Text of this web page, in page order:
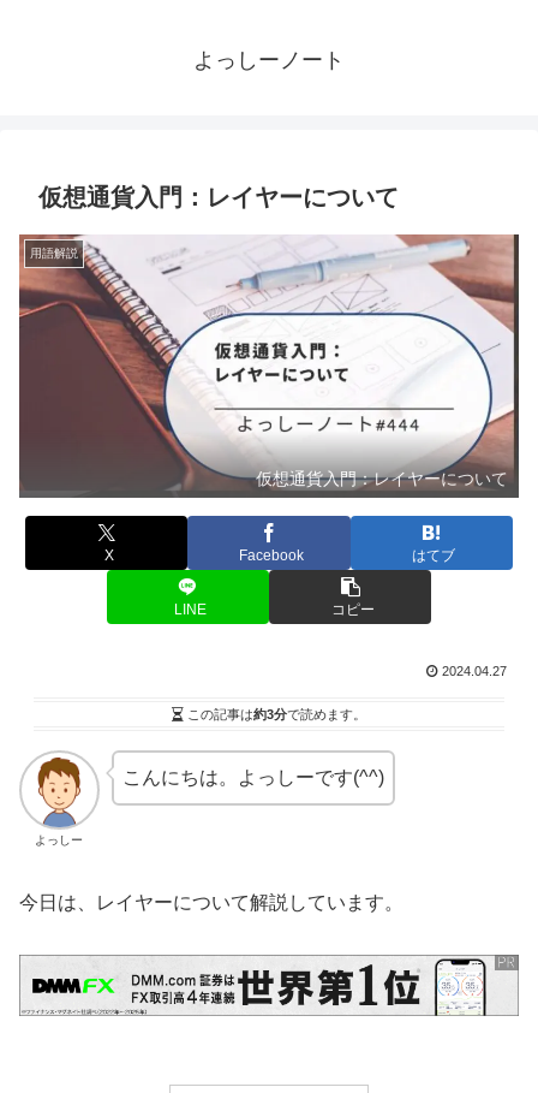
よっしーノート
仮想通貨入門：レイヤーについて
用語解説
仮想通貨入門：レイヤーについて
X Facebook はてブ
LINE コピー
2024.04.27
この記事は約3分で読めます。
よっしー
こんにちは。よっしーです(^^)
今日は、レイヤーについて解説しています。